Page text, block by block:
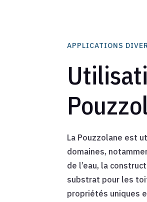
APPLICATIONS
La Pouzzolane est
domaines,
de l’eau, la
substrat pour les
propriétés uniques